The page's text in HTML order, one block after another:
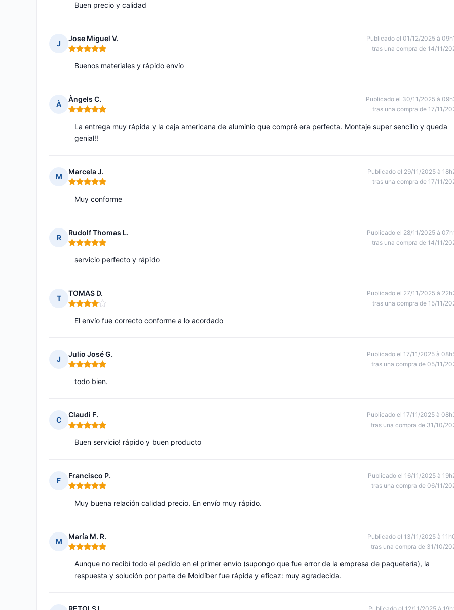
Buen precio y calidad
J
Jose Miguel V.
Nota: 5 de 5
Publicado el 01/12/2025 à
tras una compra de 14/11/
Buenos materiales y rápido envío
À
Àngels C.
Nota: 5 de 5
Publicado el 30/11/2025 à
tras una compra de 17/11/
La entrega muy rápida y la caja americana de aluminio que compré era perfecta. Montaje super sencillo y queda
genial!!
M
Marcela J.
Nota: 5 de 5
Publicado el 29/11/2025 à
tras una compra de 17/11/
Muy conforme
R
Rudolf Thomas L.
Nota: 5 de 5
Publicado el 28/11/2025 à
tras una compra de 14/11/
servicio perfecto y rápido
T
TOMAS D.
Nota: 4 de 5
Publicado el 27/11/2025 à
tras una compra de 15/11/
El envío fue correcto conforme a lo acordado
J
Julio José G.
Nota: 5 de 5
Publicado el 17/11/2025 à
tras una compra de 05/11/
todo bien.
C
Claudi F.
Nota: 5 de 5
Publicado el 17/11/2025 à
tras una compra de 31/10/
Buen servicio! rápido y buen producto
F
Francisco P.
Nota: 5 de 5
Publicado el 16/11/2025 à
tras una compra de 06/11/
Muy buena relación calidad precio. En envío muy rápido.
M
María M. R.
Nota: 5 de 5
Publicado el 13/11/2025 à
tras una compra de 31/10/
Aunque no recibí todo el pedido en el primer envío (supongo que fue error de la empresa de paquetería), la
respuesta y solución por parte de Moldíber fue rápida y eficaz: muy agradecida.